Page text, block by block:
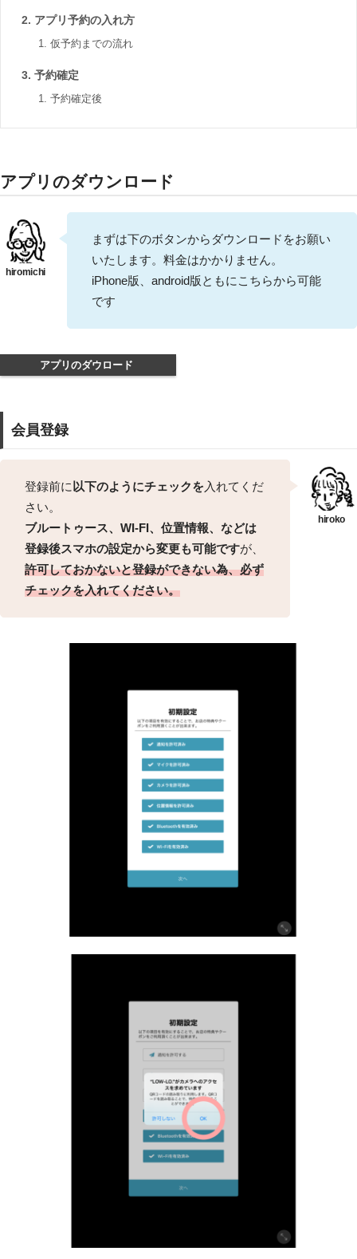
アプリ予約の入れ方
仮予約までの流れ
予約確定
予約確定後
アプリのダウンロード
まずは下のボタンからダウンロードをお願い
いたします。料金はかかりません。
iPhone版、android版ともにこちらから可能
です
アプリのダウロード
会員登録
登録前に 以下のようにチェックを 入れてくだ
さい。
ブルートゥース、WI-FI、位置情報、などは
登録後スマホの設定から変更も可能ですが、
許可しておかないと登録ができない為、必ず
チェックを入れてください。